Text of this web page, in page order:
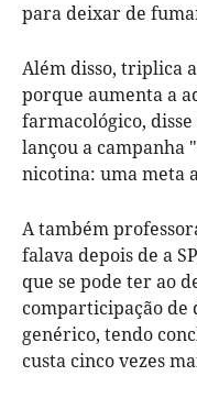
para deixar de
Além disso, triplica
porque aumenta a
farmacológico, disse
lançou a campanha
nicotina: uma meta
A também
falava depois de a
que se pode ter ao
comparticipação de
genérico, tendo
custa cinco vezes